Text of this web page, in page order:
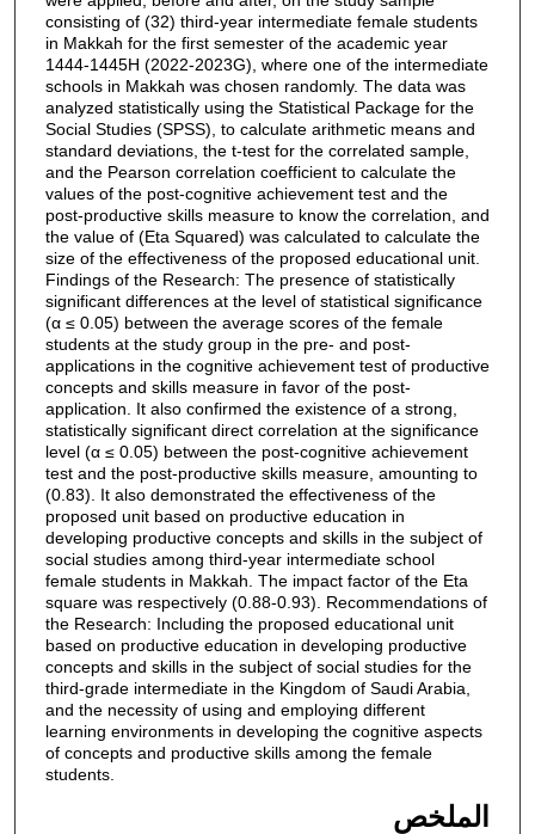
consisting of (32) third-year intermediate female students
in Makkah for the first semester of the academic year
1444-1445H (2022-2023G), where one of the intermediate
schools in Makkah was chosen randomly. The data was
analyzed statistically using the Statistical Package for the
Social Studies (SPSS), to calculate arithmetic means and
standard deviations, the t-test for the correlated sample,
and the Pearson correlation coefficient to calculate the
values of the post-cognitive achievement test and the
post-productive skills measure to know the correlation, and
the value of (Eta Squared) was calculated to calculate the
size of the effectiveness of the proposed educational unit.
Findings of the Research: The presence of statistically
significant differences at the level of statistical significance
(α ≤ 0.05) between the average scores of the female
students at the study group in the pre- and post-
applications in the cognitive achievement test of productive
concepts and skills measure in favor of the post-
application. It also confirmed the existence of a strong,
statistically significant direct correlation at the significance
level (α ≤ 0.05) between the post-cognitive achievement
test and the post-productive skills measure, amounting to
(0.83). It also demonstrated the effectiveness of the
proposed unit based on productive education in
developing productive concepts and skills in the subject of
social studies among third-year intermediate school
female students in Makkah. The impact factor of the Eta
square was respectively (0.88-0.93). Recommendations of
the Research: Including the proposed educational unit
based on productive education in developing productive
concepts and skills in the subject of social studies for the
third-grade intermediate in the Kingdom of Saudi Arabia,
and the necessity of using and employing different
learning environments in developing the cognitive aspects
of concepts and productive skills among the female
students.
الملخص